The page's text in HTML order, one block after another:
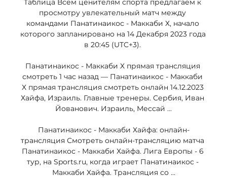
Таблица Всем ценителям спорта предлагаем к
просмотру увлекательный матч между
командами Панатинаикос - Маккаби Х, начало
которого запланировано на 14 Декабря 2023 года
в 20:45 (UTC+3).
Панатинаикос - Маккаби Х прямая трансляция
смотреть 1 час назад — Панатинаикос - Маккаби
Х прямая трансляция смотреть онлайн 14.12.2023
Хайфа, Израиль. Главные тренеры. Сербия, Иван
Йованович. Израиль, Мессай ...
Панатинаикос - Маккаби Хайфа: онлайн-
трансляция Смотреть онлайн-трансляцию матча
Панатинаикос - Маккаби Хайфа. Лига Европы - 6
тур, на Sports.ru, когда играет Панатинаикос -
Маккаби Хайфа. Трансляция со ...